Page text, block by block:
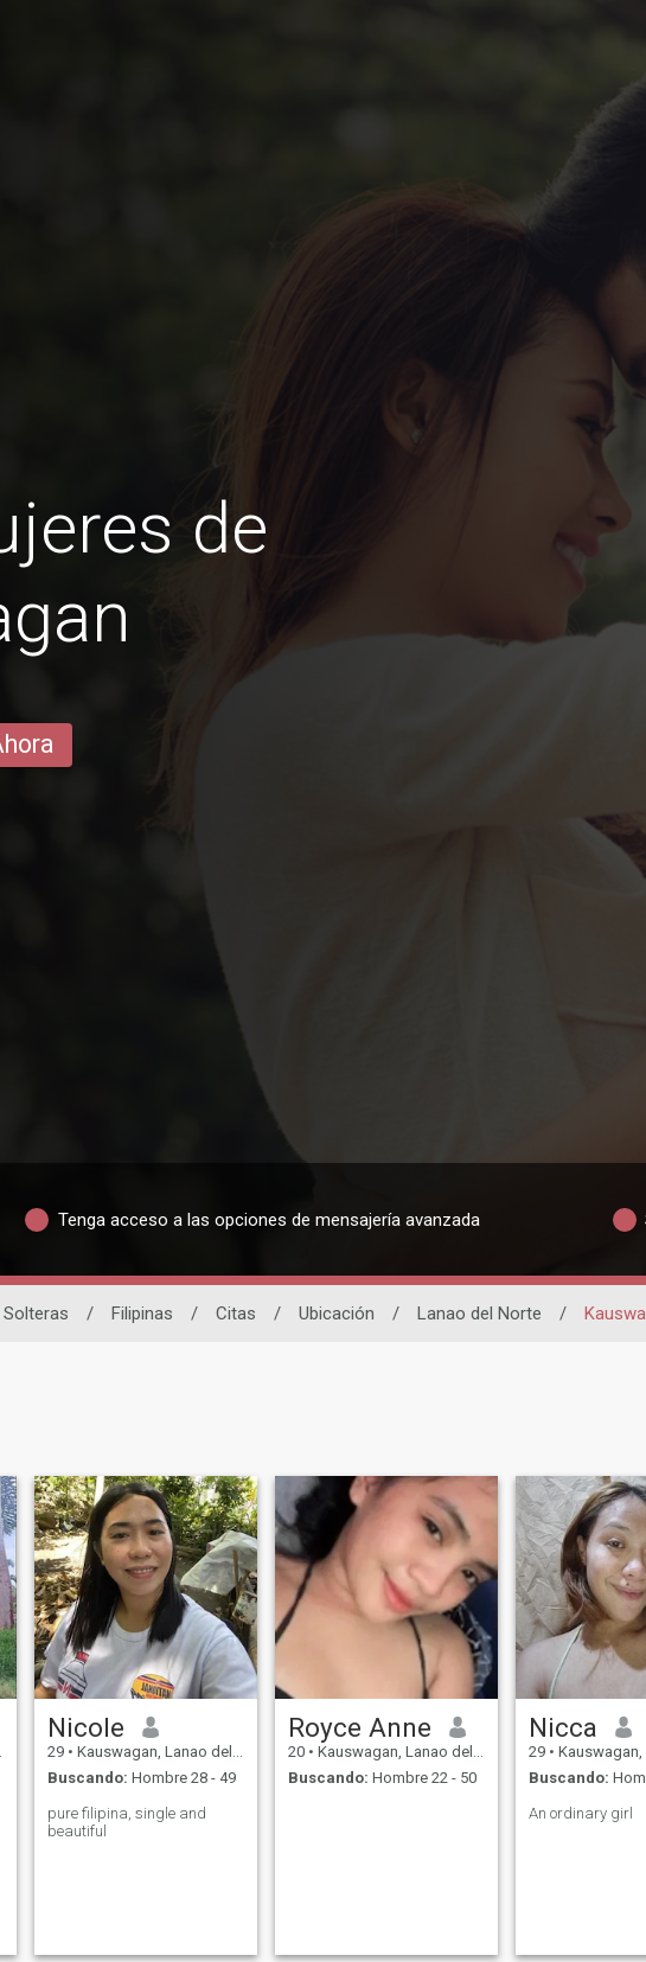
de
Tenga acceso a las opciones de mensajería avanzada
Solteras / Filipinas / Citas / Ubicación / Lanao del Norte /
Nicole
29 • Kauswagan, Lanao del Norte, Filipinas
Buscando: Hombre 28 - 49
pure filipina, single and
beautiful
Royce Anne
20 • Kauswagan, Lanao del Norte, Filipinas
Buscando: Hombre 22 - 50
Nicca
29 • Kauswagan, Lanao
Buscando:
An ordinary girl